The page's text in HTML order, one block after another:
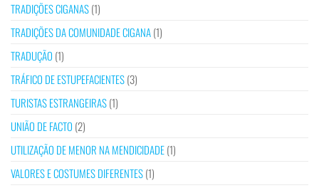
TRADIÇÕES CIGANAS(1)
TRADIÇÕES DA COMUNIDADE CIGANA(1)
TRADUÇÃO (1)
TRÁFICO DE ESTUPEFACIENTES(3)
TURISTAS ESTRANGEIRAS(1)
UNIÃO DE FACTO (2)
UTILIZAÇÃO DE MENOR NA MENDICIDADE(1)
VALORES E COSTUMES DIFERENTES(1)